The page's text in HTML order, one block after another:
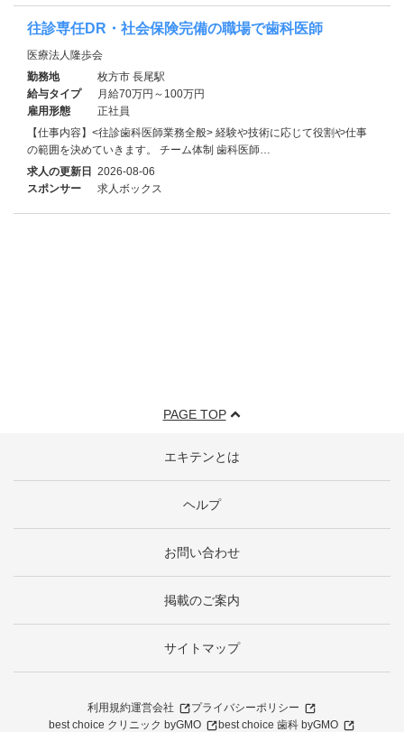
往診専任DR・社会保険完備の職場で歯科医師
医療法人隆歩会
勤務地
枚方市 長尾駅
給与タイプ
月給70万円～100万円
雇用形態
正社員
【仕事内容】<往診歯科医師業務全般> 経験や技術に応じて役割や仕事
の範囲を決めていきます。 チーム体制 歯科医師…
求人の更新日 2026-08-06
スポンサー
求人ボックス
PAGE TOP
エキテンとは
ヘルプ
お問い合わせ
掲載のご案内
サイトマップ
利用規約運営会社
プライバシーポリシー
best choice クリニック byGMO
best choice 歯科 byGMO